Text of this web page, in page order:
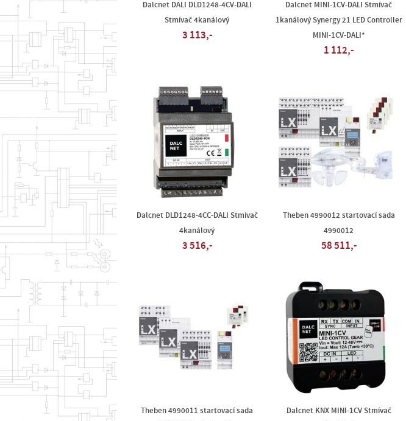
Dalcnet DALI DLD1248-4CV-DALI
Stmívač 4kanálový
3 113,-
Dalcnet MINI-1CV-DALI Stmívač
1kanálový Synergy 21 LED Controller
MINI-1CV-DALI*
1 112,-
Dalcnet DLD1248-4CC-DALI Stmívač
4kanálový
3 516,-
Theben 4990012 startovací sada
4990012
58 511,-
Theben 4990011 startovací sada
Dalcnet KNX MINI-1CV Stmívač